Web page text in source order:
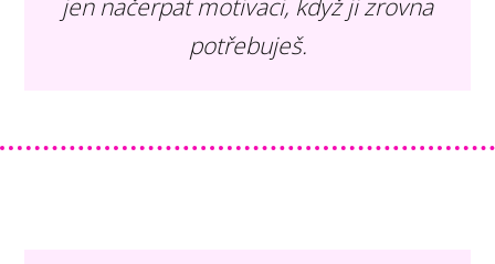
jen načerpat motivaci, když ji zrovna
potřebuješ.